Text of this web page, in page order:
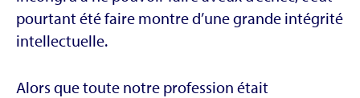
pourtant été faire montre d’une grande intégrité
intellectuelle.
Alors que toute notre profession était